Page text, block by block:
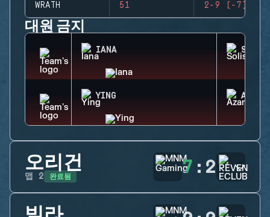
WRATH 51 2-9 (-7)
대원 금지
IANA SOLIS
YING AZAMI
오리건
맵 2 완료됨 7 : 2